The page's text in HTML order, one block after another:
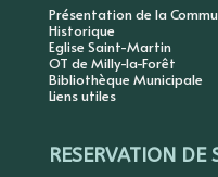
Présentation de la
Historique
Eglise Saint-Martin
OT de Milly-la-Forêt
Bibliothèque Municipale
Liens utiles
RESERVATION DE